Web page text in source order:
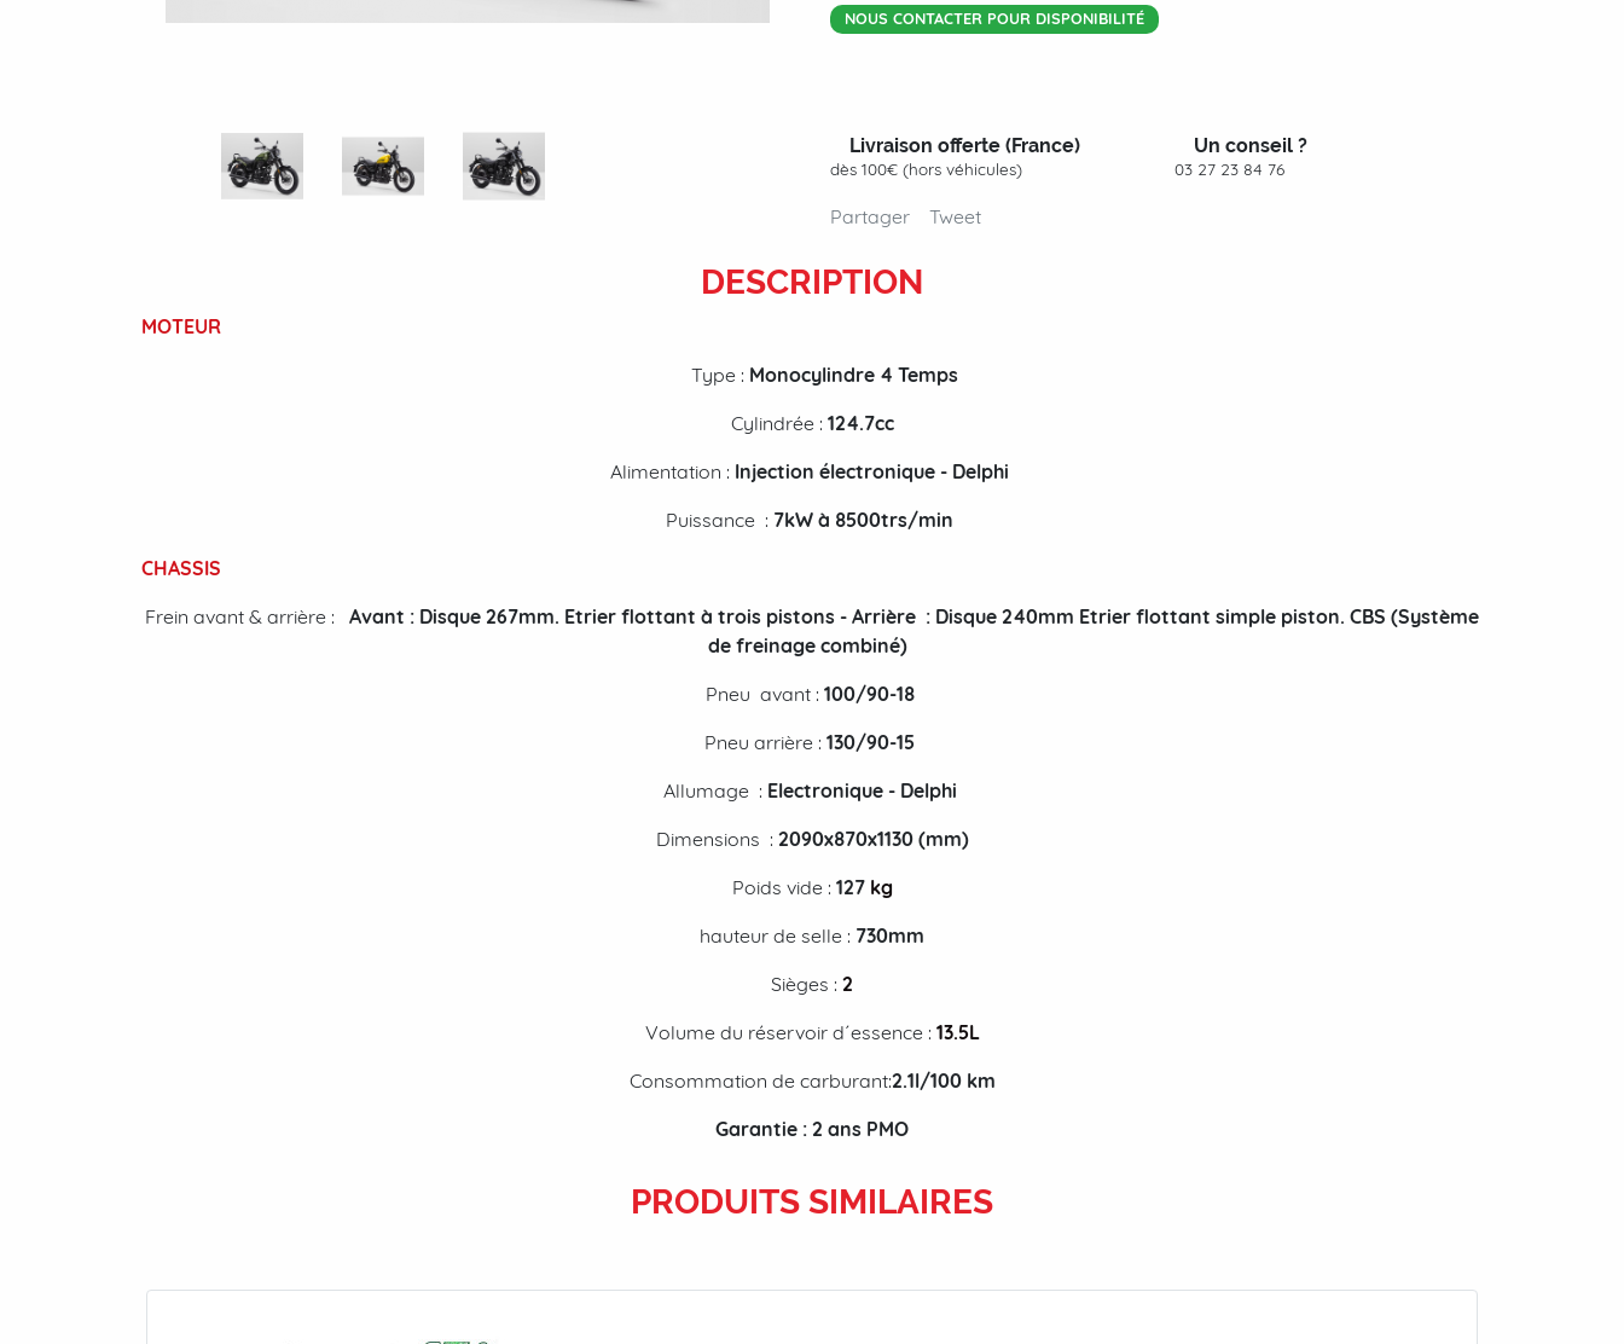
NOUS CONTACTER POUR DISPONIBILITÉ
Livraison offerte (France)
dès 100€ (hors véhicules)
Un conseil ?
03 27 23 84 76
Partager Tweet
DESCRIPTION
MOTEUR
Type : Monocylindre 4 Temps
Cylindrée : 124.7cc
Alimentation : Injection électronique - Delphi
Puissance : 7kW à 8500trs/min
CHASSIS
Frein avant & arrière :
Avant : Disque 267mm. Etrier flottant à trois pistons - Arrière : Disque 240mm Etrier flottant simple piston. CBS (Système
de freinage combiné)
Pneu avant : 100/90-18
Pneu arrière : 130/90-15
Allumage : Electronique - Delphi
Dimensions : 2090x870x1130 (mm)
Poids vide : 127 kg
hauteur de selle : 730mm
Sièges : 2
Volume du réservoir d´essence : 13.5L
Consommation de carburant:2.1l/100 km
Garantie : 2 ans PMO
PRODUITS SIMILAIRES